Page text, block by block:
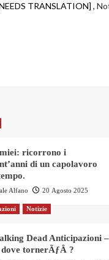
TRANSLATION] ,
ricorrono i
di un capolavoro
Alfano 20 Agosto 2025
Notizie
Dead Anticipazioni –
dove tornerÃƒÂ ?